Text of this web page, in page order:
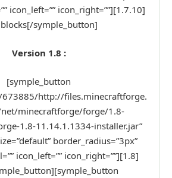
icon_left=”” icon_right=””][1.7.10]
symple_button]
Version 1.8 :
[symple_button
http://files.minecraftforge.
minecraftforge/forge/1.8-
1.8-11.14.1.1334-installer.jar”
border_radius=”3px”
icon_left=”” icon_right=””][1.8]